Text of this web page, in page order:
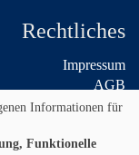
Rechtliches
Impressum
AGB
Widerruf
Informationen für
Funktionelle